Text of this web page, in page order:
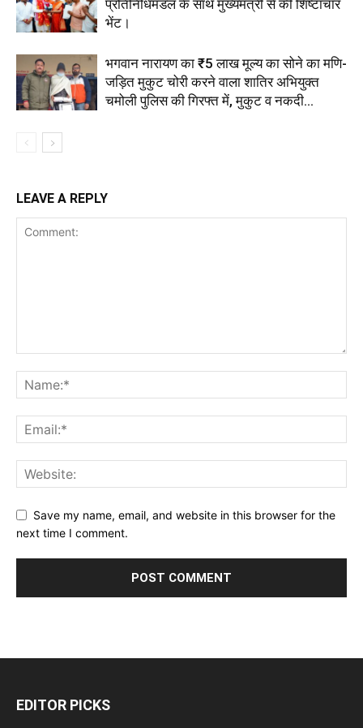
प्रतिनिधिमंडल के साथ मुख्यमंत्री से की शिष्टाचार
भेंट।
भगवान नारायण का ₹5 लाख मूल्य का सोने का मणि-
जड़ित मुकुट चोरी करने वाला शातिर अभियुक्त
चमोली पुलिस की गिरफ्त में, मुकुट व नकदी...
LEAVE A REPLY
Save my name, email, and website in this browser for the
next time I comment.
EDITOR PICKS